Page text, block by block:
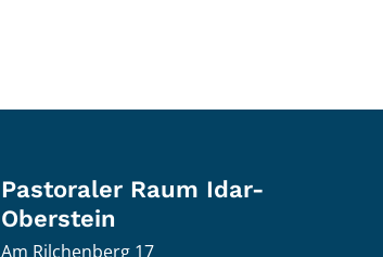
Pastoraler Raum Idar-
Oberstein
Am Rilchenberg 17